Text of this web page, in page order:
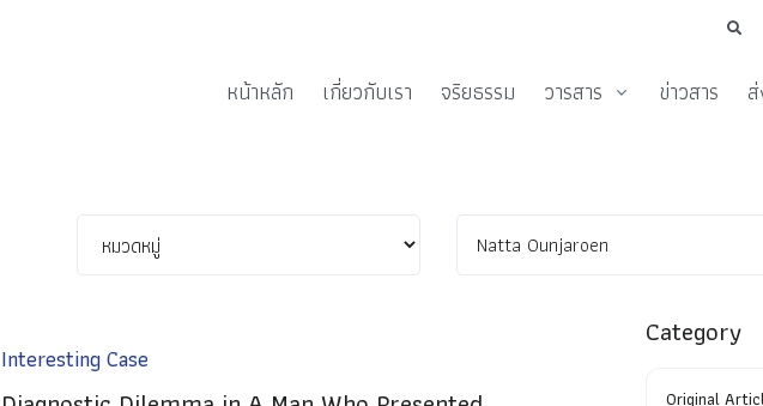
หน้าหลัก เกี่ยวกับเรา จริยธรรม วารสาร ข่าวสาร
Interesting Case
Category
Original